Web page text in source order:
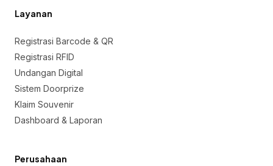
Layanan
Registrasi Barcode & QR
Registrasi RFID
Undangan Digital
Sistem Doorprize
Klaim Souvenir
Dashboard & Laporan
Perusahaan